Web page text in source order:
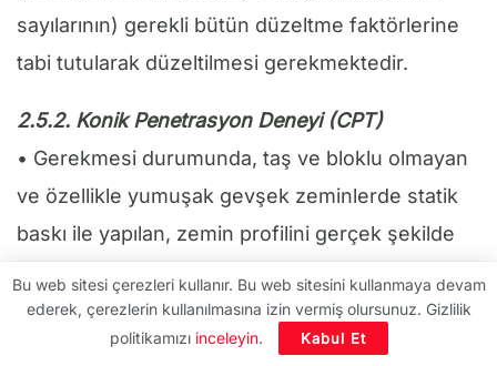
sayılarının) gerekli bütün düzeltme faktörlerine
tabi tutularak düzeltilmesi gerekmektedir.
2.5.2. Konik Penetrasyon Deneyi (CPT)
• Gerekmesi durumunda, taş ve bloklu olmayan
ve özellikle yumuşak gevşek zeminlerde statik
baskı ile yapılan, zemin profilini gerçek şekilde
parametrelerinin tayini ve sıvılaşma kontrolü için
yararlı olan bu penetrasyon deneyi tercih
Bu web sitesi çerezleri kullanır. Bu web sitesini kullanmaya devam
ederek, çerezlerin kullanılmasına izin vermiş olursunuz. Gizlilik
politikamızı inceleyin. Kabul Et